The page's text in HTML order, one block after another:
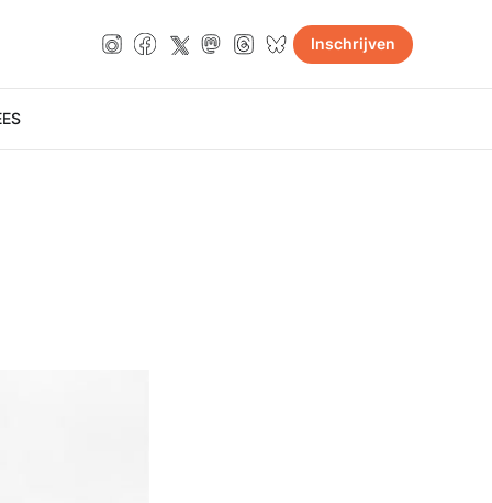
ES
Inschrijven